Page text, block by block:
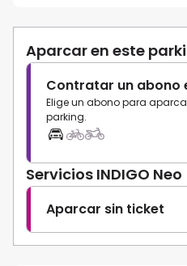
Aparcar en este
Contratar un abono
Elige un abono para
parking.
Servicios INDIGO Neo
Aparcar sin ticket